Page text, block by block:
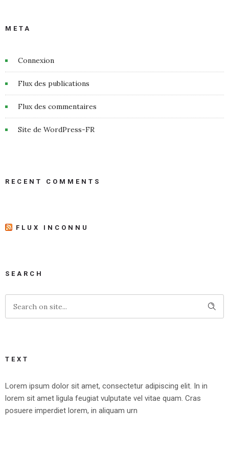
META
Connexion
Flux des publications
Flux des commentaires
Site de WordPress-FR
RECENT COMMENTS
FLUX INCONNU
SEARCH
TEXT
Lorem ipsum dolor sit amet, consectetur adipiscing elit. In in
lorem sit amet ligula feugiat vulputate vel vitae quam. Cras
posuere imperdiet lorem, in aliquam urn